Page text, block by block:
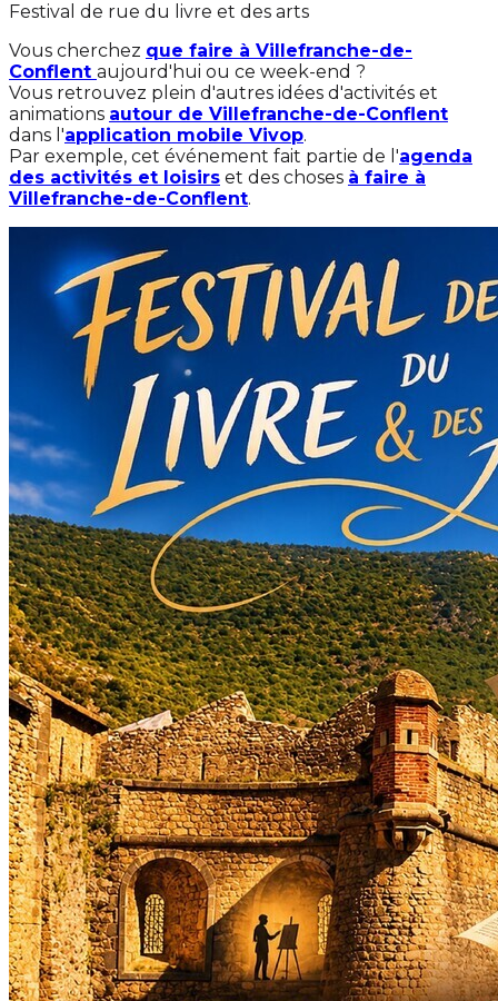
Festival de rue du livre et des arts
Vous cherchez que faire à Villefranche-de-
Conflent aujourd'hui ou ce week-end ?
Vous retrouvez plein d'autres idées d'activités et
animations autour de Villefranche-de-Conflent
dans l'application mobile Vivop.
Par exemple, cet événement fait partie de l'agenda
des activités et loisirs et des choses à faire à
Villefranche-de-Conflent.